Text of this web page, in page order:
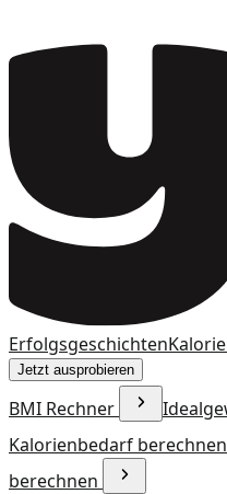
Erfolgsgeschichten
Jetzt ausprobieren
BMI Rechner
Kalorienbedarf berechnen
berechnen